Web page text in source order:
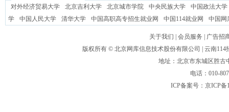
对外经济贸易大学 北京吉利大学 北京城市学院 中央民族大学
中国政法大学
学
中国人民大学 清华大学 中国高职高专招生就业网 中国114就业网 中国网
关于我们 会员服务
广告招
版权所有 © 北京网库信息技术股份有限公司
| 云南
地址：北京市东城区胜
电话：010-
ICP备案号： 京ICP备